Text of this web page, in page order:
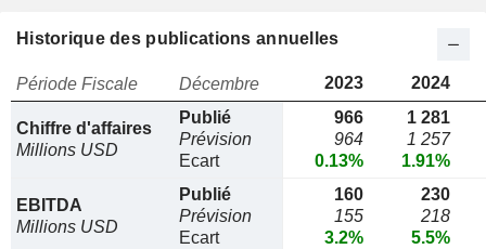
Historique des publications annuelles
Période Fiscale Décembre 2023 2024
Chiffre d'affaires
Millions USD
Publié
Prévision
Ecart
966
964
0.13%
1 281
1 257
1.91%
EBITDA
Millions USD
Publié
Prévision
Ecart
160
155
3.2%
230
218
5.5%